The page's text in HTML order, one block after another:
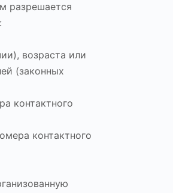
разрешается
возраста или
(законных
контактного
контактного